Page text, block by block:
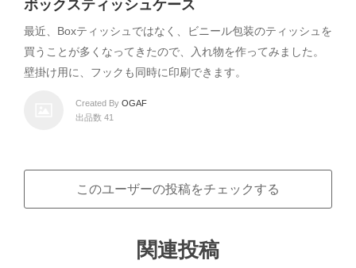
ボックスティッシュケース
最近、Boxティッシュではなく、ビニール包装のティッシュを
買うことが多くなってきたので、入れ物を作ってみました。
壁掛け用に、フックも同時に印刷できます。
Created By OGAF
出品数 41
このユーザーの投稿をチェックする
関連投稿